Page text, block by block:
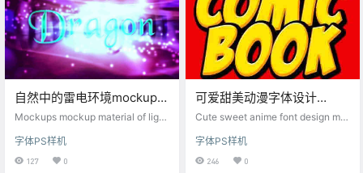
自然中的雷电环境mockups
样机素材
Mockups mockup material of light
字体PS样机
127 0
可爱甜美动漫字体设计
mockups素材ps样机
Cute sweet anime font design mo
字体PS样机
246 0